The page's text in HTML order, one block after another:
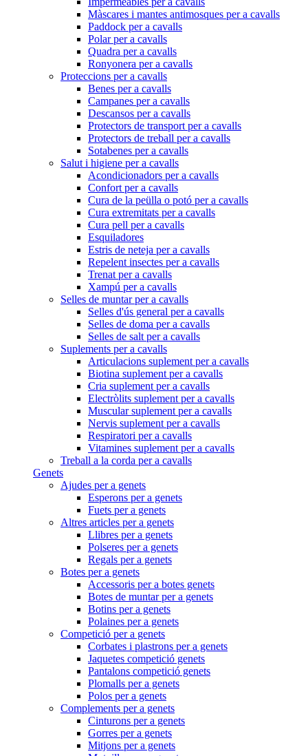
Màscares i mantes antimosques per a cavalls
Paddock per a cavalls
Polar per a cavalls
Quadra per a cavalls
Ronyonera per a cavalls
Proteccions per a cavalls
Benes per a cavalls
Campanes per a cavalls
Descansos per a cavalls
Protectors de transport per a cavalls
Protectors de treball per a cavalls
Sotabenes per a cavalls
Salut i higiene per a cavalls
Acondicionadors per a cavalls
Confort per a cavalls
Cura de la peülla o potó per a cavalls
Cura extremitats per a cavalls
Cura pell per a cavalls
Esquiladores
Estris de neteja per a cavalls
Repelent insectes per a cavalls
Trenat per a cavalls
Xampú per a cavalls
Selles de muntar per a cavalls
Selles d'ús general per a cavalls
Selles de doma per a cavalls
Selles de salt per a cavalls
Suplements per a cavalls
Articulacions suplement per a cavalls
Biotina suplement per a cavalls
Cria suplement per a cavalls
Electròlits suplement per a cavalls
Muscular suplement per a cavalls
Nervis suplement per a cavalls
Respiratori per a cavalls
Vitamines suplement per a cavalls
Treball a la corda per a cavalls
Genets
Ajudes per a genets
Esperons per a genets
Fuets per a genets
Altres articles per a genets
Llibres per a genets
Polseres per a genets
Regals per a genets
Botes per a genets
Accessoris per a botes genets
Botes de muntar per a genets
Botins per a genets
Polaines per a genets
Competició per a genets
Corbates i plastrons per a genets
Jaquetes competició genets
Pantalons competició genets
Plomalls per a genets
Polos per a genets
Complements per a genets
Cinturons per a genets
Gorres per a genets
Mitjons per a genets